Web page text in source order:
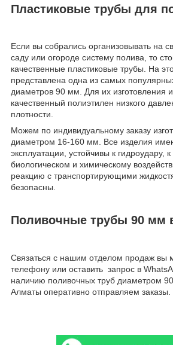
Пластиковые трубы для
Если вы собрались организовывать на
саду или огороде систему полива, то
качественные пластиковые трубы. На
представлена одна из самых
диаметров 90 мм. Для их изготовления
качественный полиэтилен низкого
плотности.
Можем по индивидуальному заказу
диаметром 16-160 мм. Все изделия
эксплуатации, устойчивы к гидроудару,
биологическом и химическому
реакцию с транспортирующими
безопасны.
Поливочные трубы 90 мм
Связаться с нашим отделом продаж вы
телефону или оставить запрос в
наличию поливочных труб диаметром
Алматы оперативно отправляем заказы.